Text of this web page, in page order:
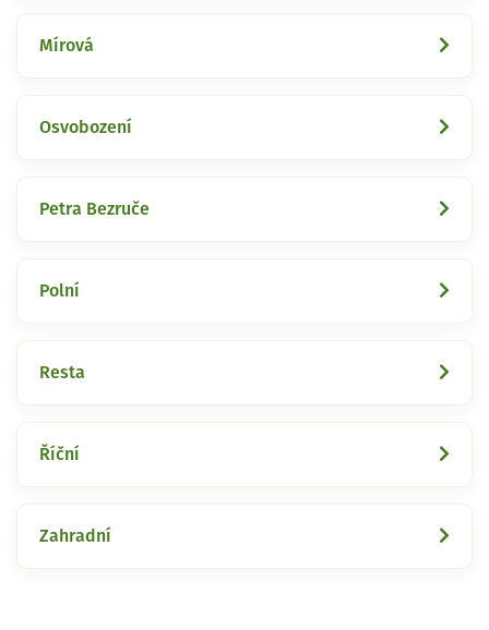
Mírová
Osvobození
Petra Bezruče
Polní
Resta
Říční
Zahradní